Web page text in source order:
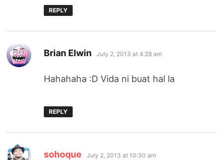
REPLY
Brian Elwin says:
July 2, 2013 at 4:28 am
Hahahaha :D Vida ni buat hal la
REPLY
sohoque says:
July 2, 2013 at 10:30 am